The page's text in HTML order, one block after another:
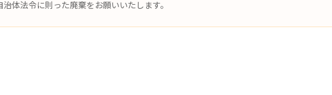
体法令に則った廃棄をお願いいたします。